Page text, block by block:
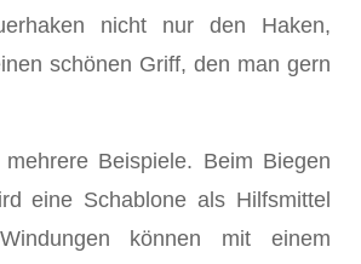
nicht nur den Haken,
schönen Griff, den man gern
Beispiele. Beim Biegen
eine Schablone als Hilfsmittel
können mit einem